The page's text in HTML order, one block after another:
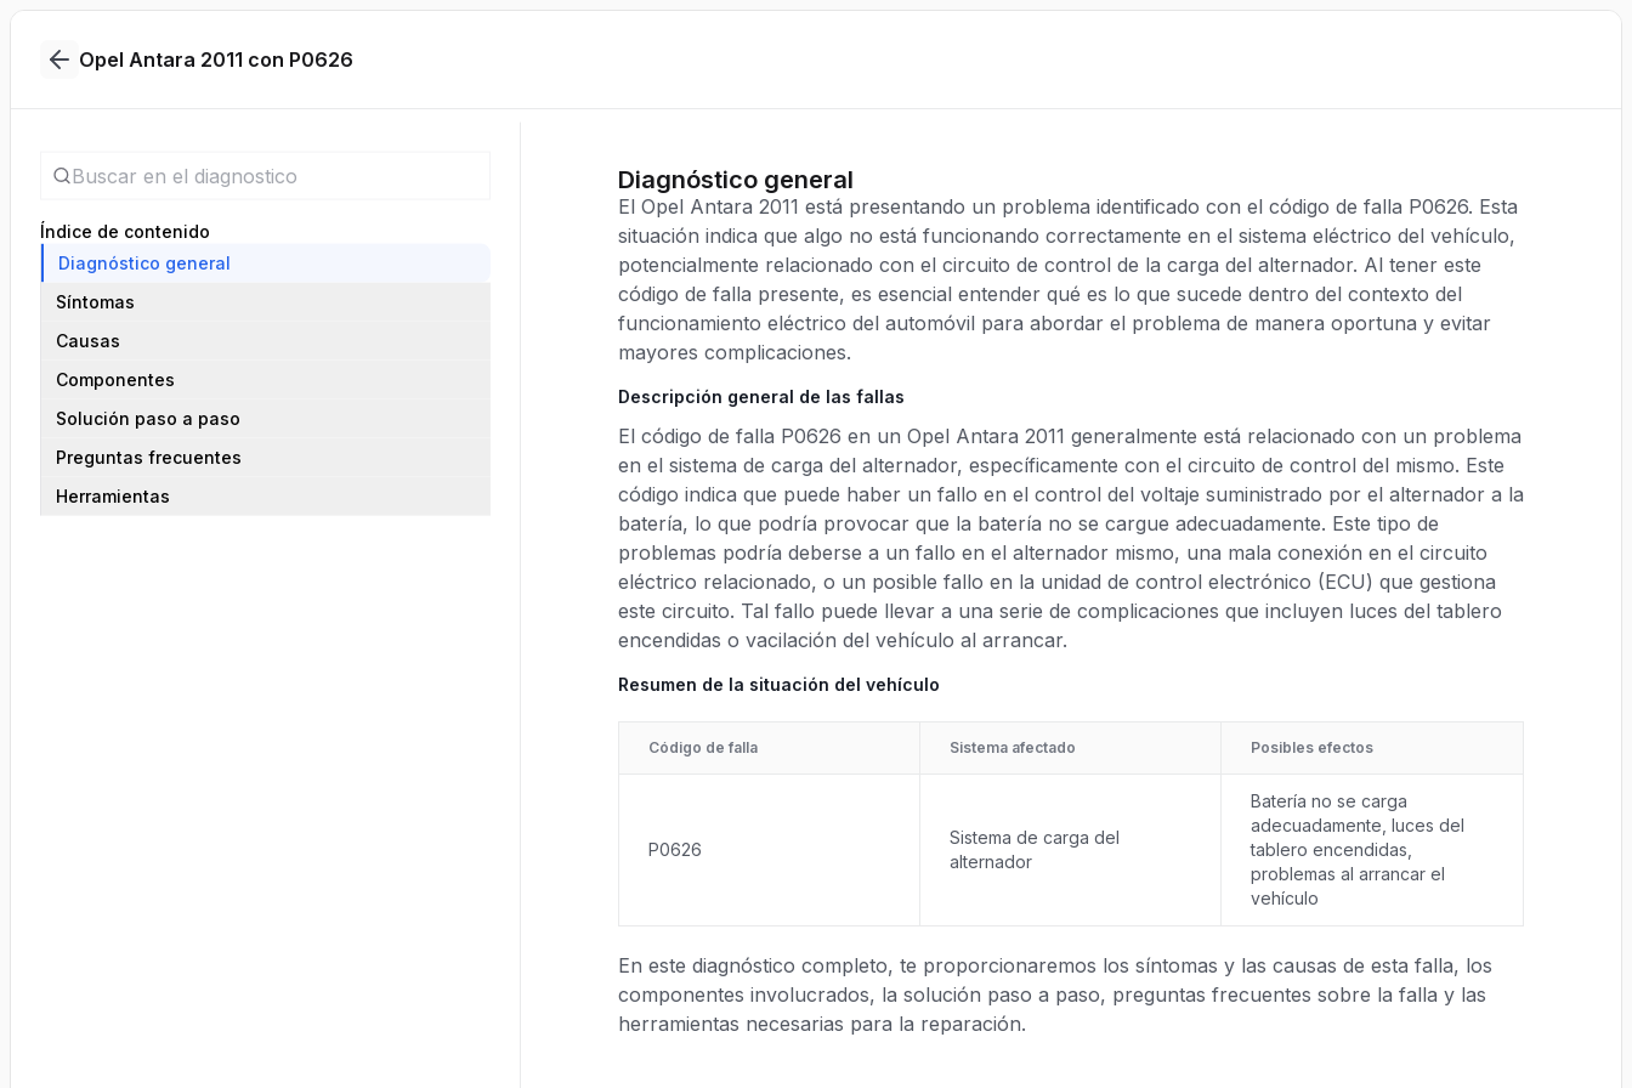
Opel Antara 2011 con P0626
Índice de contenido
Diagnóstico general
Síntomas
Causas
Componentes
Solución paso a paso
Preguntas frecuentes
Herramientas
Diagnóstico general
El Opel Antara 2011 está presentando un problema identificado con el código de falla P0626. Esta
situación indica que algo no está funcionando correctamente en el sistema eléctrico del vehículo,
potencialmente relacionado con el circuito de control de la carga del alternador. Al tener este
código de falla presente, es esencial entender qué es lo que sucede dentro del contexto del
funcionamiento eléctrico del automóvil para abordar el problema de manera oportuna y evitar
mayores complicaciones.
Descripción general de las fallas
El código de falla P0626 en un Opel Antara 2011 generalmente está relacionado con un problema
en el sistema de carga del alternador, específicamente con el circuito de control del mismo. Este
código indica que puede haber un fallo en el control del voltaje suministrado por el alternador a la
batería, lo que podría provocar que la batería no se cargue adecuadamente. Este tipo de
problemas podría deberse a un fallo en el alternador mismo, una mala conexión en el circuito
eléctrico relacionado, o un posible fallo en la unidad de control electrónico (ECU) que gestiona
este circuito. Tal fallo puede llevar a una serie de complicaciones que incluyen luces del tablero
encendidas o vacilación del vehículo al arrancar.
Resumen de la situación del vehículo
Código de falla Sistema afectado Posibles efectos
P0626
Sistema de carga del
alternador
Batería no se carga
adecuadamente, luces del
tablero encendidas,
problemas al arrancar el
vehículo
En este diagnóstico completo, te proporcionaremos los síntomas y las causas de esta falla, los
componentes involucrados, la solución paso a paso, preguntas frecuentes sobre la falla y las
herramientas necesarias para la reparación.